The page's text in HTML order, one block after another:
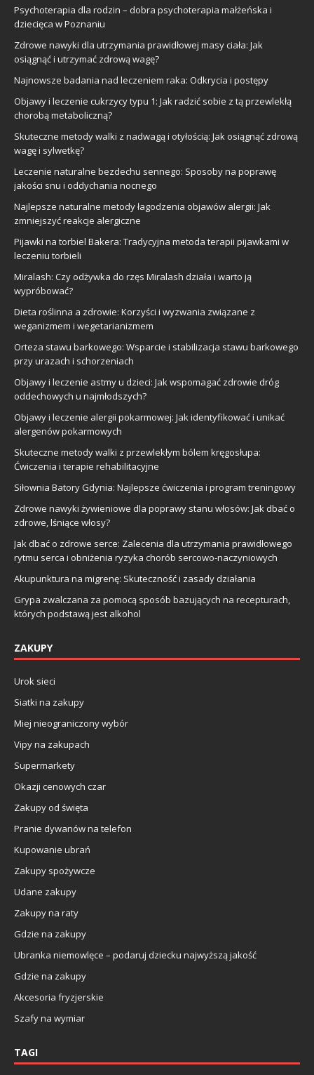
Psychoterapia dla rodzin – dobra psychoterapia małżeńska i
dziecięca w Poznaniu
Zdrowe nawyki dla utrzymania prawidłowej masy ciała: Jak
osiągnąć i utrzymać zdrową wagę?
Najnowsze badania nad leczeniem raka: Odkrycia i postępy
Objawy i leczenie cukrzycy typu 1: Jak radzić sobie z tą przewlekłą
chorobą metaboliczną?
Skuteczne metody walki z nadwagą i otyłością: Jak osiągnąć zdrową
wagę i sylwetkę?
Leczenie naturalne bezdechu sennego: Sposoby na poprawę
jakości snu i oddychania nocnego
Najlepsze naturalne metody łagodzenia objawów alergii: Jak
zmniejszyć reakcje alergiczne
Pijawki na torbiel Bakera: Tradycyjna metoda terapii pijawkami w
leczeniu torbieli
Miralash: Czy odżywka do rzęs Miralash działa i warto ją
wypróbować?
Dieta roślinna a zdrowie: Korzyści i wyzwania związane z
weganizmem i wegetarianizmem
Orteza stawu barkowego: Wsparcie i stabilizacja stawu barkowego
przy urazach i schorzeniach
Objawy i leczenie astmy u dzieci: Jak wspomagać zdrowie dróg
oddechowych u najmłodszych?
Objawy i leczenie alergii pokarmowej: Jak identyfikować i unikać
alergenów pokarmowych
Skuteczne metody walki z przewlekłym bólem kręgosłupa:
Ćwiczenia i terapie rehabilitacyjne
Siłownia Batory Gdynia: Najlepsze ćwiczenia i program treningowy
Zdrowe nawyki żywieniowe dla poprawy stanu włosów: Jak dbać o
zdrowe, lśniące włosy?
Jak dbać o zdrowe serce: Zalecenia dla utrzymania prawidłowego
rytmu serca i obniżenia ryzyka chorób sercowo-naczyniowych
Akupunktura na migrenę: Skuteczność i zasady działania
Grypa zwalczana za pomocą sposób bazujących na recepturach,
których podstawą jest alkohol
ZAKUPY
Urok sieci
Siatki na zakupy
Miej nieograniczony wybór
Vipy na zakupach
Supermarkety
Okazji cenowych czar
Zakupy od święta
Pranie dywanów na telefon
Kupowanie ubrań
Zakupy spożywcze
Udane zakupy
Zakupy na raty
Gdzie na zakupy
Ubranka niemowlęce – podaruj dziecku najwyższą jakość
Gdzie na zakupy
Akcesoria fryzjerskie
Szafy na wymiar
TAGI